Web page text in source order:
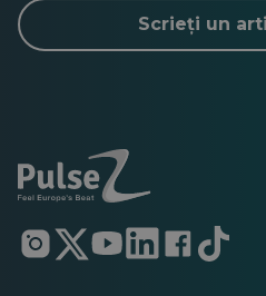
Scrieți un
Se
deschide
Se
deschide
Se
deschide
Se
deschide
Se
deschide
Se
deschide